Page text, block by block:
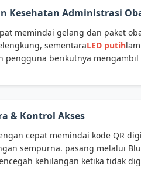
Kesehatan Administrasi
memindai gelang dan paket
sementaraLED putih
pengguna berikutnya
& Kontrol Akses
cepat memindai kode QR
sempurna. pasang melalui
kehilangan ketika tidak